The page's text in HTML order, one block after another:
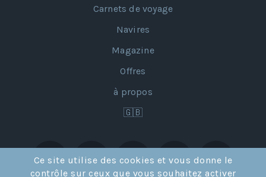
Ce site utilise des cookies et vous donne le
contrôle sur ceux que vous souhaitez activer
Carnets de voyage
Navires
Magazine
Offres
à propos
🇬🇧